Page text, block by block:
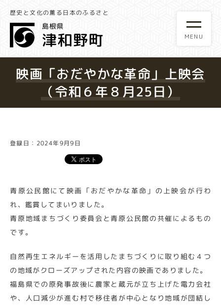
歴史と文化の薫る日本のふるさと
映画「おだやかな革命」上映会
（令和６年８月25日）
登録日：2024年9月9日
青原公民館にて映画「おだやかな革命」の上映会が行わ
れ、鑑賞してまいりました。
青原地域まちづくり委員会と青原公民館の共催によるもの
です。
自然再生エネルギーを活用したまちづくりに取り組む４つ
の地域がクローズアップされた内容の映画でありました。
福島県での原発事故後に農家と蔵元が立ち上げた電力会社
や、人口減少が進む村で移住者が中心となり地域が団結し